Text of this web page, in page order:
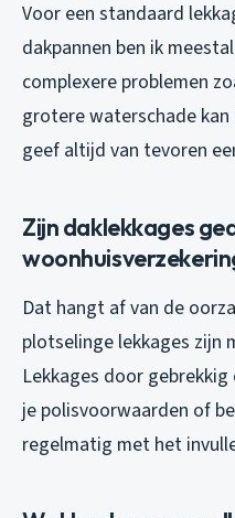
Voor een standaard
dakpannen ben ik
complexere problemen
grotere waterschade
geef altijd van tevoren
Zijn daklekkages
Dat hangt af van de
plotselinge lekkages zijn
Lekkages door
je polisvoorwaarden of
regelmatig met het